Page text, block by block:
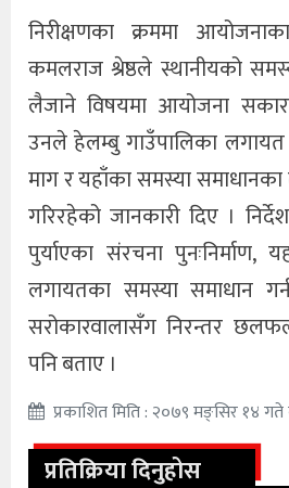
निरीक्षणका क्रममा
कमलराज श्रेष्ठले स्थानीयको
लैजाने विषयमा आयोजना
उनले हेलम्बु गाउँपालिका
माग र यहाँका समस्या
गरिरहेको जानकारी दिए ।
पुर्याएका संरचना पुनःनिर्माण,
लगायतका समस्या समाधान
सरोकारवालासँग निरन्तर
पनि बताए ।
प्रकाशित मिति : २०७९ मङ्सिर १४
प्रतिक्रिया दिनुहोस